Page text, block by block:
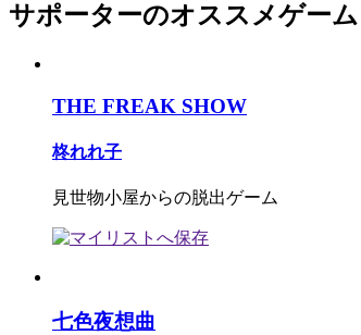
サポーターのオススメゲーム
THE FREAK SHOW
柊れれ子
見世物小屋からの脱出ゲーム
七色夜想曲